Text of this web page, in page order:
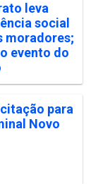
leva
social
moradores;
evento do
para
Novo